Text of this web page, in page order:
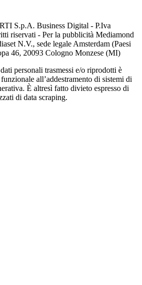
RTI S.p.A. Business Digital - P.Iva
riservati - Per la pubblicità Mediamond
N.V., sede legale Amsterdam (Paesi
46, 20093 Cologno Monzese (MI)
personali trasmessi e/o riprodotti è
all’addestramento di sistemi di
È altresì fatto divieto espresso di
di data scraping.